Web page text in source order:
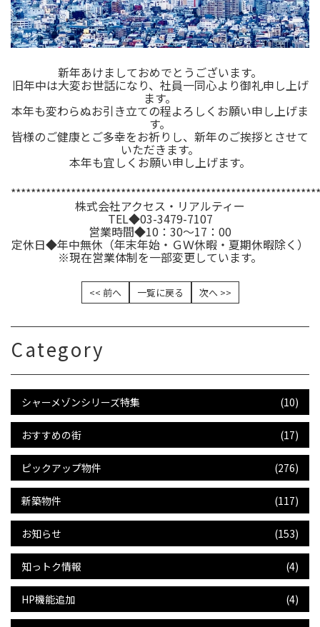
新年あけましておめでとうございます。
旧年中は大変お世話になり、社員一同心より御礼申し上げ
ます。
本年も変わらぬお引き立ての程よろしくお願い申し上げま
す。
皆様のご健康とご多幸をお祈りし、新年のご挨拶とさせて
いただきます。
本年も宜しくお願い申し上げます。
株式会社アクセス・リアルティー
TEL◆03-3479-7107
営業時間◆10：30～17：00
定休日◆年中無休（年末年始・ＧＷ休暇・夏期休暇除く）
※現在営業体制を一部変更しています。
<< 前へ 一覧に戻る 次へ >>
Category
シャーメゾンシリーズ特集 (10)
おすすめの街 (17)
ピックアップ物件 (276)
新築物件 (117)
お知らせ (153)
知っトク情報 (4)
HP機能追加 (4)